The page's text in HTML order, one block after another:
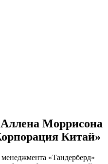
Моррисона
Китай»
«Тандерберд»